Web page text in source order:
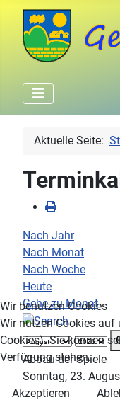
Aktuelle Seite:
Nach Jahr
Nach Monat
Nach Woche
Heute
Gehe zu Monat
Abbau der Spiele
Sonntag, 23.
Wir benutzen Cookies
Wir nutzen Cookies auf
Cookies). Sie können
Verfügung stehen.
Akzeptieren